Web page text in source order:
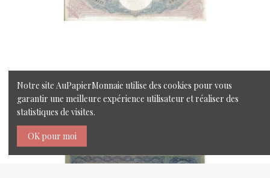
50 Frs BLEU & ROSE
Notre site AuPapierMonnaie utilise des cookies pour vous
garantir une meilleure expérience utilisateur et réaliser des
statistiques de visites.
OK pour moi